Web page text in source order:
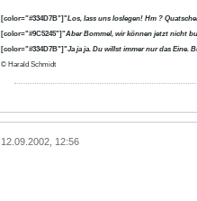
[color="#334D7B"]"Los, lass uns loslegen! Hm ?
[color="#9C5245"]"Aber Bommel, wir können jetzt nicht
[color="#334D7B"]"Ja ja ja. Du willst immer nur das Eine.
© Harald Schmidt
12.09.2002, 12:56